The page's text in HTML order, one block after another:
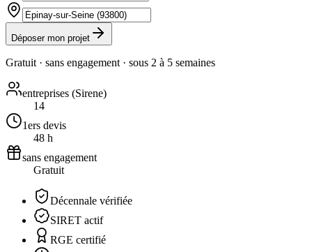
Déposer mon projet
Gratuit · sans engagement · sous 2 à 5 semaines
entreprises (Sirene)
14
1ers devis
48 h
sans engagement
Gratuit
Décennale vérifiée
SIRET actif
RGE certifié